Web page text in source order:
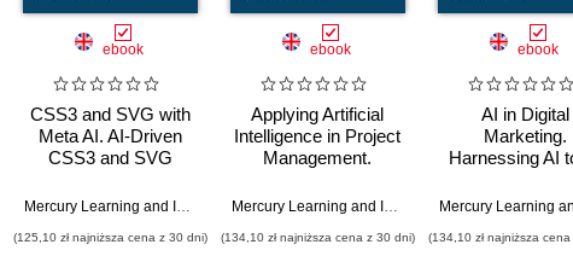
,Greg Kihlström
ebook
CSS3 and SVG with
Meta AI. AI-Driven
CSS3 and SVG
for Modern Web
,Oswald Campesato
(125,10 zł najniższa cena z 30 dni)
ebook
Applying Artificial
Intelligence in Project
Management.
AI to transform
practices
,Paul Boudreau
(134,10 zł najniższa cena z 30 dni)
ebook
AI in Digital
Marketing.
Harnessing AI
marketing
(134,10 zł najniższa